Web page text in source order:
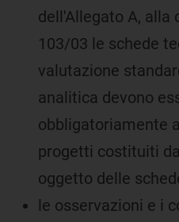
dell'Allegato A, alla
103/03 le schede
valutazione
analitica devono
obbligatoriamente
progetti costituiti
oggetto delle
le osservazioni e i